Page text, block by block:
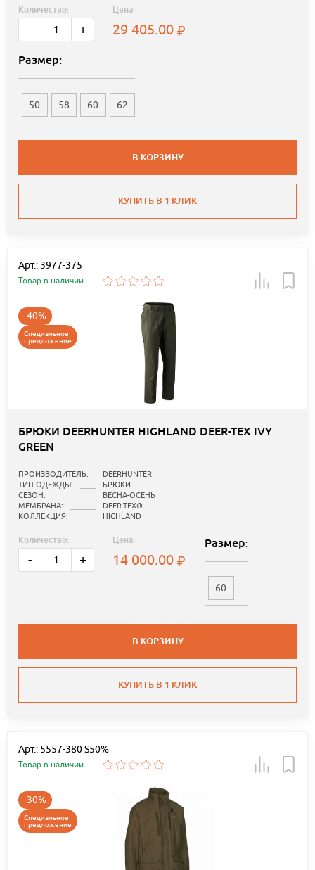
Количество:
- +
Цена:
29 405.00
Размер:
50 58 60 62
В КОРЗИНУ
КУПИТЬ В 1 КЛИК
Арт.: 3977-375
Товар в наличии
-40%
Специальное
предложение
БРЮКИ DEERHUNTER HIGHLAND DEER-TEX IVY
GREEN
ПРОИЗВОДИТЕЛЬ:
DEERHUNTER
ТИП ОДЕЖДЫ:
БРЮКИ
СЕЗОН:
ВЕСНА-ОСЕНЬ
МЕМБРАНА:
DEER-TEX®
КОЛЛЕКЦИЯ:
HIGHLAND
Количество:
- +
Цена:
14 000.00
Размер:
60
В КОРЗИНУ
КУПИТЬ В 1 КЛИК
Арт.: 5557-380 S50%
Товар в наличии
-30%
Специальное
предложение